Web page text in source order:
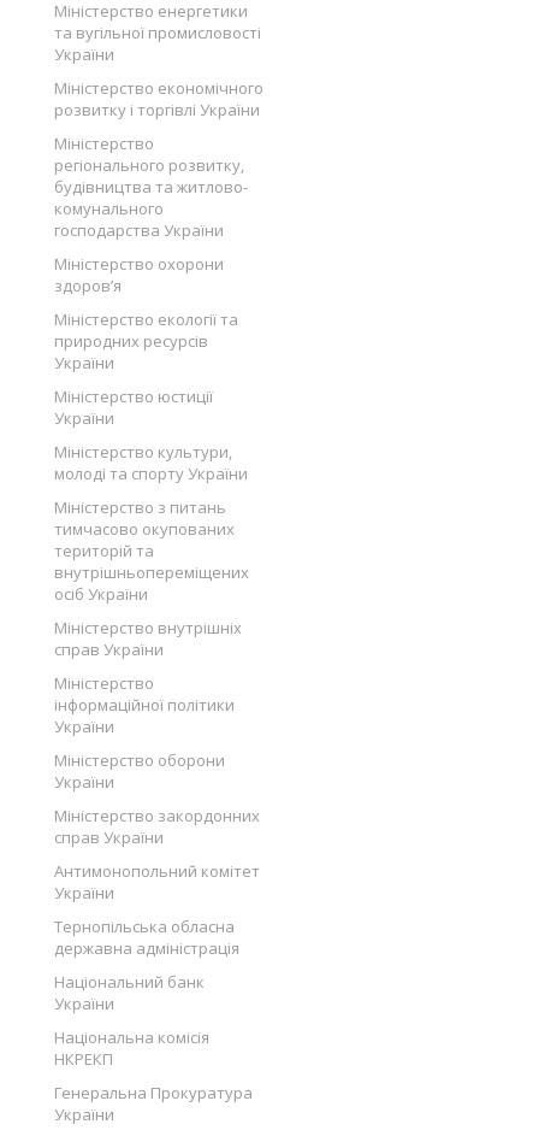
Міністерство енергетики
та вугільної промисловості
України
Міністерство економічного
розвитку і торгівлі України
Міністерство
регіонального розвитку,
будівництва та житлово-
комунального
господарства України
Міністерство охорони
здоров’я
Міністерство екології та
природних ресурсів
України
Міністерство юстиції
України
Міністерство культури,
молоді та спорту України
Міністерство з питань
тимчасово окупованих
територій та
внутрішньопереміщених
осіб України
Міністерство внутрішніх
справ України
Міністерство
інформаційної політики
України
Міністерство оборони
України
Міністерство закордонних
справ України
Антимонопольний комітет
України
Тернопільська обласна
державна адміністрація
Національний банк
України
Національна комісія
НКРЕКП
Генеральна Прокуратура
України